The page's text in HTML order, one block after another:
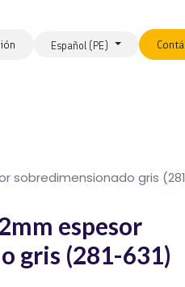
Español (PE)
sobredimensionado gris
espesor
gris (281-631)